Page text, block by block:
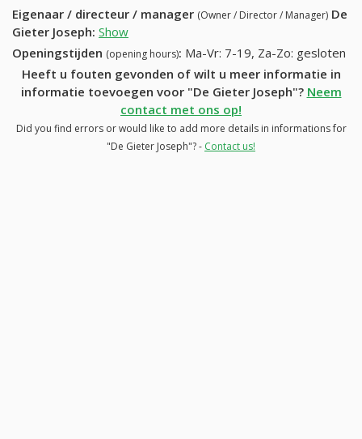
Eigenaar / directeur / manager (Owner / Director / Manager) De
Gieter Joseph: Show
Openingstijden (opening hours): Ma-Vr: 7-19, Za-Zo: gesloten
Heeft u fouten gevonden of wilt u meer informatie in
informatie toevoegen voor "De Gieter Joseph"? Neem
contact met ons op!
Did you find errors or would like to add more details in informations for
"De Gieter Joseph"? - Contact us!